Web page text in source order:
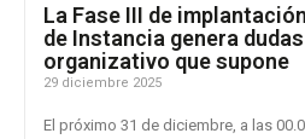
La Fase III de
de Instancia genera
organizativo que supone
29 diciembre 2025
El próximo 31 de diciembre, a las